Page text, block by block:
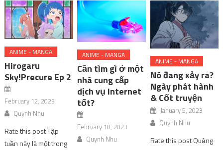
ANIME - MANGA
Hirogaru
Sky!Precure Ep 2
February 12, 2023
Quynh Nhu
Rate this post Tập
tuần này là một trong
ANIME - MANGA
Cần tìm gì ở một
nhà cung cấp
dịch vụ Internet
tốt?
February 10, 2023
Quynh Nhu
ANIME - MANGA
Nó đang xảy ra?
Ngày phát hành
& Cốt truyện
January 5, 2023
Quynh Nhu
Rate this post Quảng